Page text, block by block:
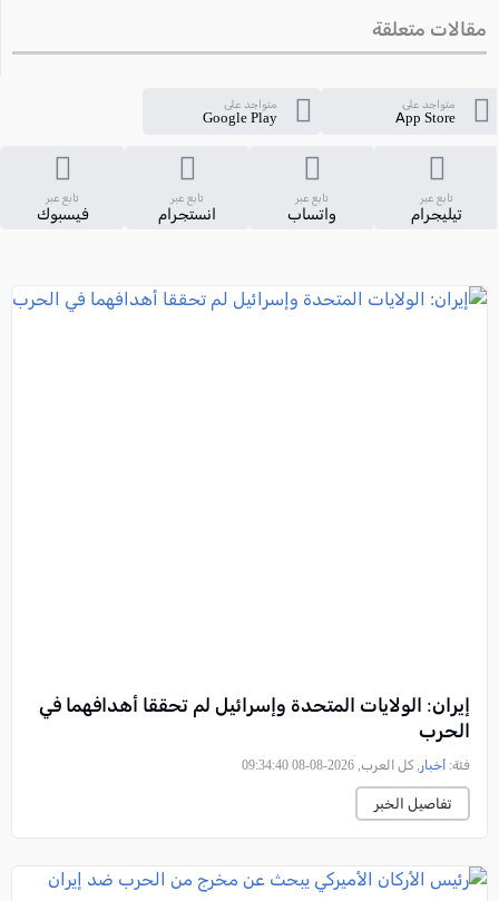
مقالات متعلقة
متواجد على
App Store
متواجد على
Google Play
تابع عبر
تيليجرام
تابع عبر
واتساب
تابع عبر
انستجرام
تابع عبر
فيسبوك
إيران: الولايات المتحدة وإسرائيل لم تحققا أهدافهما في
الحرب
فئة: أخبار , كل العرب, 2026-08-08 09:34:40
تفاصيل الخبر